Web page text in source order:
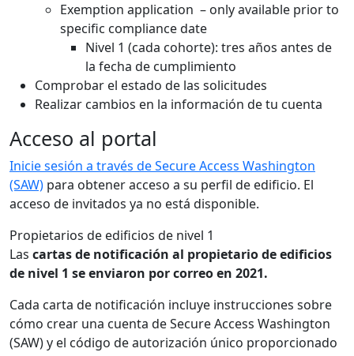
Exemption application – only available prior to
specific compliance date
Nivel 1 (cada cohorte): tres años antes de
la fecha de cumplimiento
Comprobar el estado de las solicitudes
Realizar cambios en la información de tu cuenta
Acceso al portal
Inicie sesión a través de Secure Access Washington
(SAW) para obtener acceso a su perfil de edificio. El
acceso de invitados ya no está disponible.
Propietarios de edificios de nivel 1
Las cartas de notificación al propietario de edificios
de nivel 1 se enviaron por correo en 2021.
Cada carta de notificación incluye instrucciones sobre
cómo crear una cuenta de Secure Access Washington
(SAW) y el código de autorización único proporcionado